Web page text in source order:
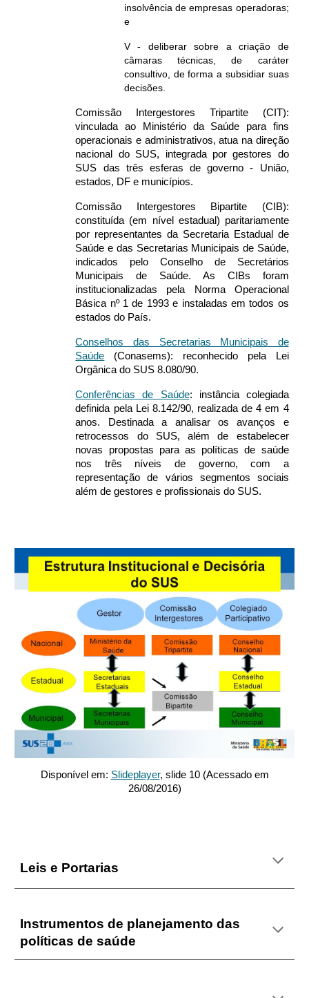
insolvência de empresas operadoras;
e
V - deliberar sobre a criação de
câmaras técnicas, de caráter
consultivo, de forma a subsidiar suas
decisões.
Comissão Intergestores Tripartite (CIT):
vinculada ao Ministério da Saúde para fins
operacionais e administrativos, atua na direção
nacional do SUS, integrada por gestores do
SUS das três esferas de governo - União,
estados, DF e municípios.
Comissão Intergestores Bipartite (CIB):
constituída (em nível estadual) paritariamente
por representantes da Secretaria Estadual de
Saúde e das Secretarias Municipais de Saúde,
indicados pelo Conselho de Secretários
Municipais de Saúde. As CIBs foram
institucionalizadas pela Norma Operacional
Básica nº 1 de 1993 e instaladas em todos os
estados do País.
Conselhos das Secretarias Municipais de
Saúde (Conasems): reconhecido pela Lei
Orgânica do SUS 8.080/90.
Conferências de Saúde: instância colegiada
definida pela Lei 8.142/90, realizada de 4 em 4
anos. Destinada a analisar os avanços e
retrocessos do SUS, além de estabelecer
novas propostas para as políticas de saúde
nos três níveis de governo, com a
representação de vários segmentos sociais
além de gestores e profissionais do SUS.
Disponível em: Slideplayer, slide 10 (Acessado em
26/08/2016)
Leis e Portarias
Instrumentos de planejamento das
políticas de saúde